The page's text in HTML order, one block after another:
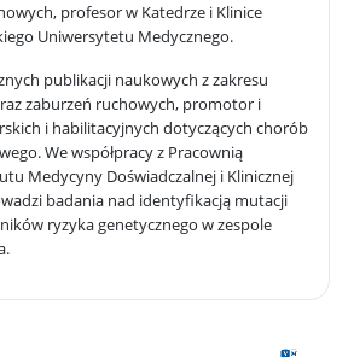
profesor w Katedrze i Klinice
Uniwersytetu Medycznego.
publikacji naukowych z zakresu
zaburzeń ruchowych, promotor i
i habilitacyjnych dotyczących chorób
We współpracy z Pracownią
Medycyny Doświadczalnej i Klinicznej
badania nad identyfikacją mutacji
ryzyka genetycznego w zespole